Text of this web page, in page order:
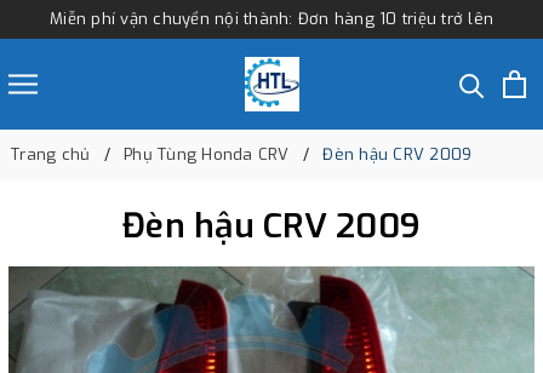
Miễn phí vận chuyển nội thành: Đơn hàng 10 triệu trở lên
Trang chủ Phụ Tùng Honda CRV Đèn hậu CRV 2009
Đèn hậu CRV 2009